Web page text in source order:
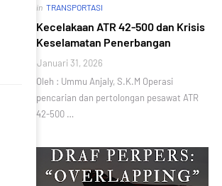
in TRANSPORTASI
Kecelakaan ATR 42-500 dan Krisis
Keselamatan Penerbangan
Januari 31, 2026
Oleh : Ummu Anjaly, S.K.M Operasi
pencarian dan pertolongan pesawat ATR
42-500 …